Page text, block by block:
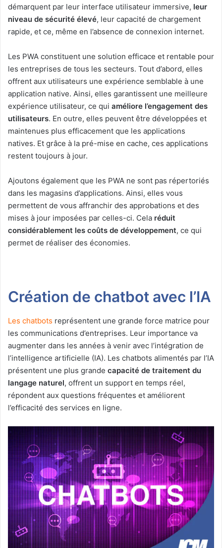
démarquent par leur interface utilisateur immersive, leur
niveau de sécurité élevé, leur capacité de chargement
rapide, et ce, même en l’absence de connexion internet.
Les PWA constituent une solution efficace et rentable pour
les entreprises de tous les secteurs. Tout d’abord, elles
offrent aux utilisateurs une expérience semblable à une
application native. Ainsi, elles garantissent une meilleure
expérience utilisateur, ce qui améliore l’engagement des
utilisateurs. En outre, elles peuvent être développées et
maintenues plus efficacement que les applications
natives. Et grâce à la pré-mise en cache, ces applications
restent toujours à jour.
Ajoutons également que les PWA ne sont pas répertoriés
dans les magasins d’applications. Ainsi, elles vous
permettent de vous affranchir des approbations et des
mises à jour imposées par celles-ci. Cela réduit
considérablement les coûts de développement, ce qui
permet de réaliser des économies.
Création de chatbot avec l’IA
Les chatbots représentent une grande force matrice pour
les communications d’entreprises. Leur importance va
augmenter dans les années à venir avec l’intégration de
l’intelligence artificielle (IA). Les chatbots alimentés par l’IA
présentent une plus grande capacité de traitement du
langage naturel, offrent un support en temps réel,
répondent aux questions fréquentes et améliorent
l’efficacité des services en ligne.